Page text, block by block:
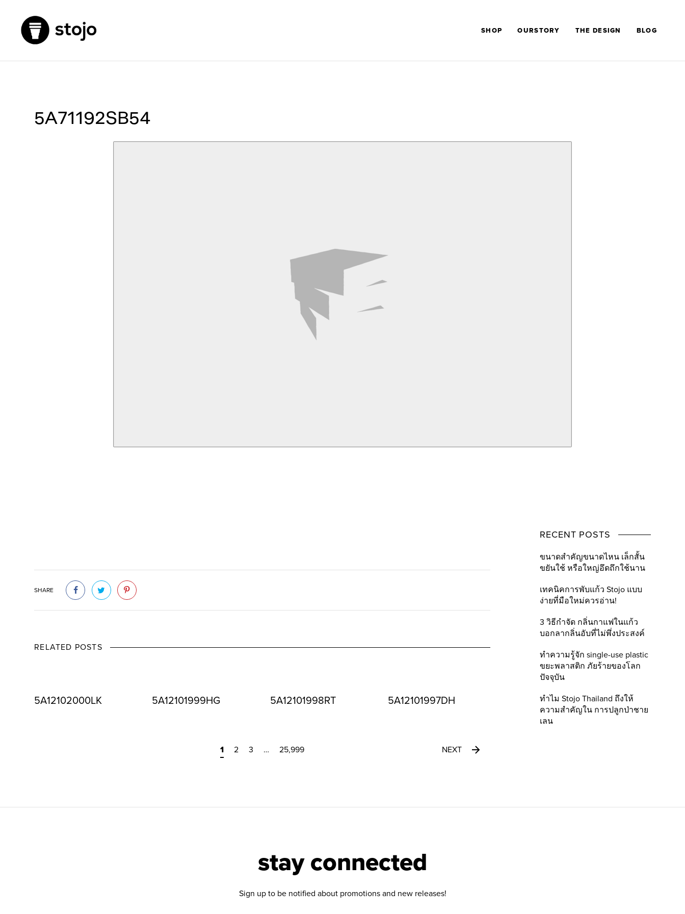
SHOP OURSTORY THE DESIGN BLOG
5A71192SB54
SHARE
RELATED POSTS
5A12102000LK 5A12101999HG 5A12101998RT 5A12101997DH
1 2 3 … 25,999 NEXT
RECENT POSTS
ขนาดสำคัญขนาดไหน เล็กสั้น
ขยันใช้ หรือใหญ่อึดถึกใช้นาน
เทคนิคการพับแก้ว Stojo แบบ
ง่ายที่มือใหม่ควรอ่าน!
3 วิธีกำจัด กลิ่นกาแฟในแก้ว
บอกลากลิ่นอับที่ไม่พึ่งประสงค์
ทำความรู้จัก single-use plastic
ขยะพลาสติก ภัยร้ายของโลก
ปัจจุบัน
ทำไม Stojo Thailand ถึงให้
ความสำคัญใน การปลูกป่าชาย
เลน
stay connected
Sign up to be notified about promotions and new releases!